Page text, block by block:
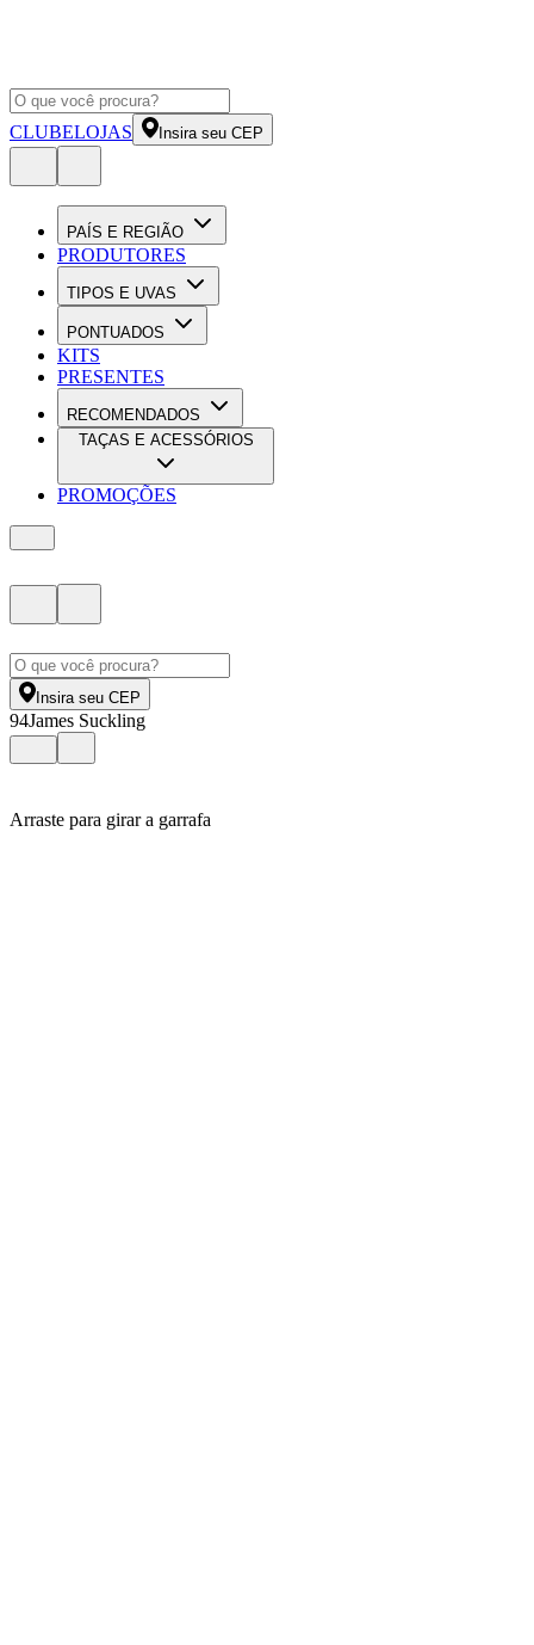
CLUBELOJAS Insira seu CEP
PAÍS E REGIÃO
PRODUTORES
TIPOS E UVAS
PONTUADOS
KITS
PRESENTES
RECOMENDADOS
TAÇAS E ACESSÓRIOS
PROMOÇÕES
Insira seu CEP
94James Suckling
Arraste para girar a garrafa